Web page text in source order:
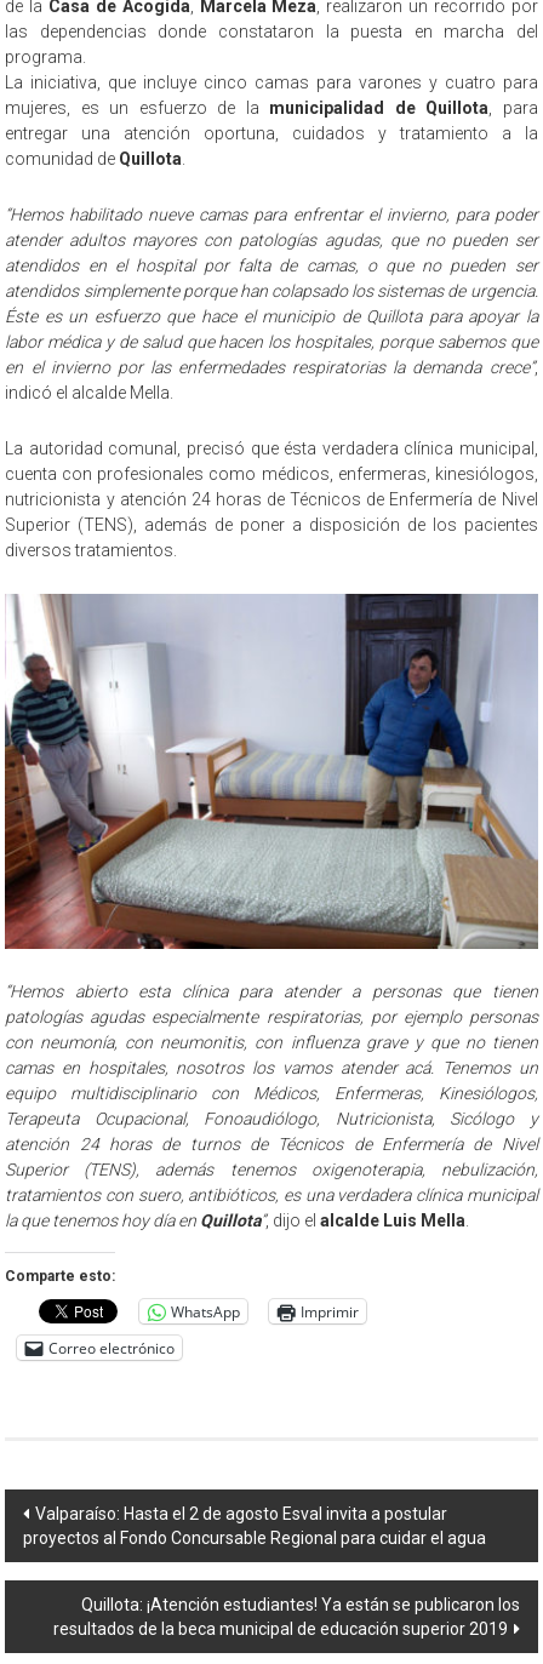
de la Casa de Acogida, Marcela Meza, realizaron un recorrido por
las dependencias donde constataron la puesta en marcha del
programa.
La iniciativa, que incluye cinco camas para varones y cuatro para
mujeres, es un esfuerzo de la municipalidad de Quillota, para
entregar una atención oportuna, cuidados y tratamiento a la
comunidad de Quillota.
“Hemos habilitado nueve camas para enfrentar el invierno, para poder
atender adultos mayores con patologías agudas, que no pueden ser
atendidos en el hospital por falta de camas, o que no pueden ser
atendidos simplemente porque han colapsado los sistemas de urgencia.
Éste es un esfuerzo que hace el municipio de Quillota para apoyar la
labor médica y de salud que hacen los hospitales, porque sabemos que
en el invierno por las enfermedades respiratorias la demanda crece”,
indicó el alcalde Mella.
La autoridad comunal, precisó que ésta verdadera clínica municipal,
cuenta con profesionales como médicos, enfermeras, kinesiólogos,
nutricionista y atención 24 horas de Técnicos de Enfermería de Nivel
Superior (TENS), además de poner a disposición de los pacientes
diversos tratamientos.
“Hemos abierto esta clínica para atender a personas que tienen
patologías agudas especialmente respiratorias, por ejemplo personas
con neumonía, con neumonitis, con influenza grave y que no tienen
camas en hospitales, nosotros los vamos atender acá. Tenemos un
equipo multidisciplinario con Médicos, Enfermeras, Kinesiólogos,
Terapeuta Ocupacional, Fonoaudiólogo, Nutricionista, Sicólogo y
atención 24 horas de turnos de Técnicos de Enfermería de Nivel
Superior (TENS), además tenemos oxigenoterapia, nebulización,
tratamientos con suero, antibióticos, es una verdadera clínica municipal
la que tenemos hoy día en Quillota”, dijo elalcalde Luis Mella
Comparte esto:
WhatsApp
Imprimir
Correo electrónico
Navegación
de
entradas
Valparaíso: Hasta el 2 de agosto Esval invita a postular
proyectos al Fondo Concursable Regional para cuidar el agua
Quillota: ¡Atención estudiantes! Ya están se publicaron los
resultados de la beca municipal de educación superior 2019